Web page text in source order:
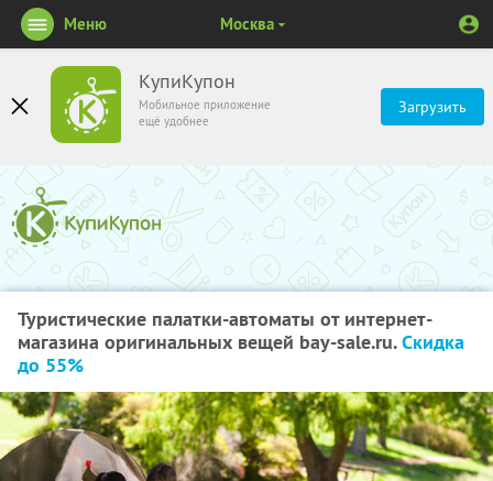
КупиКупон
Мобильное приложение
ещё удобнее
Загрузить
Меню Москва
Туристические палатки-автоматы от интернет-
магазина оригинальных вещей bay-sale.ru.Скидка
до 55%